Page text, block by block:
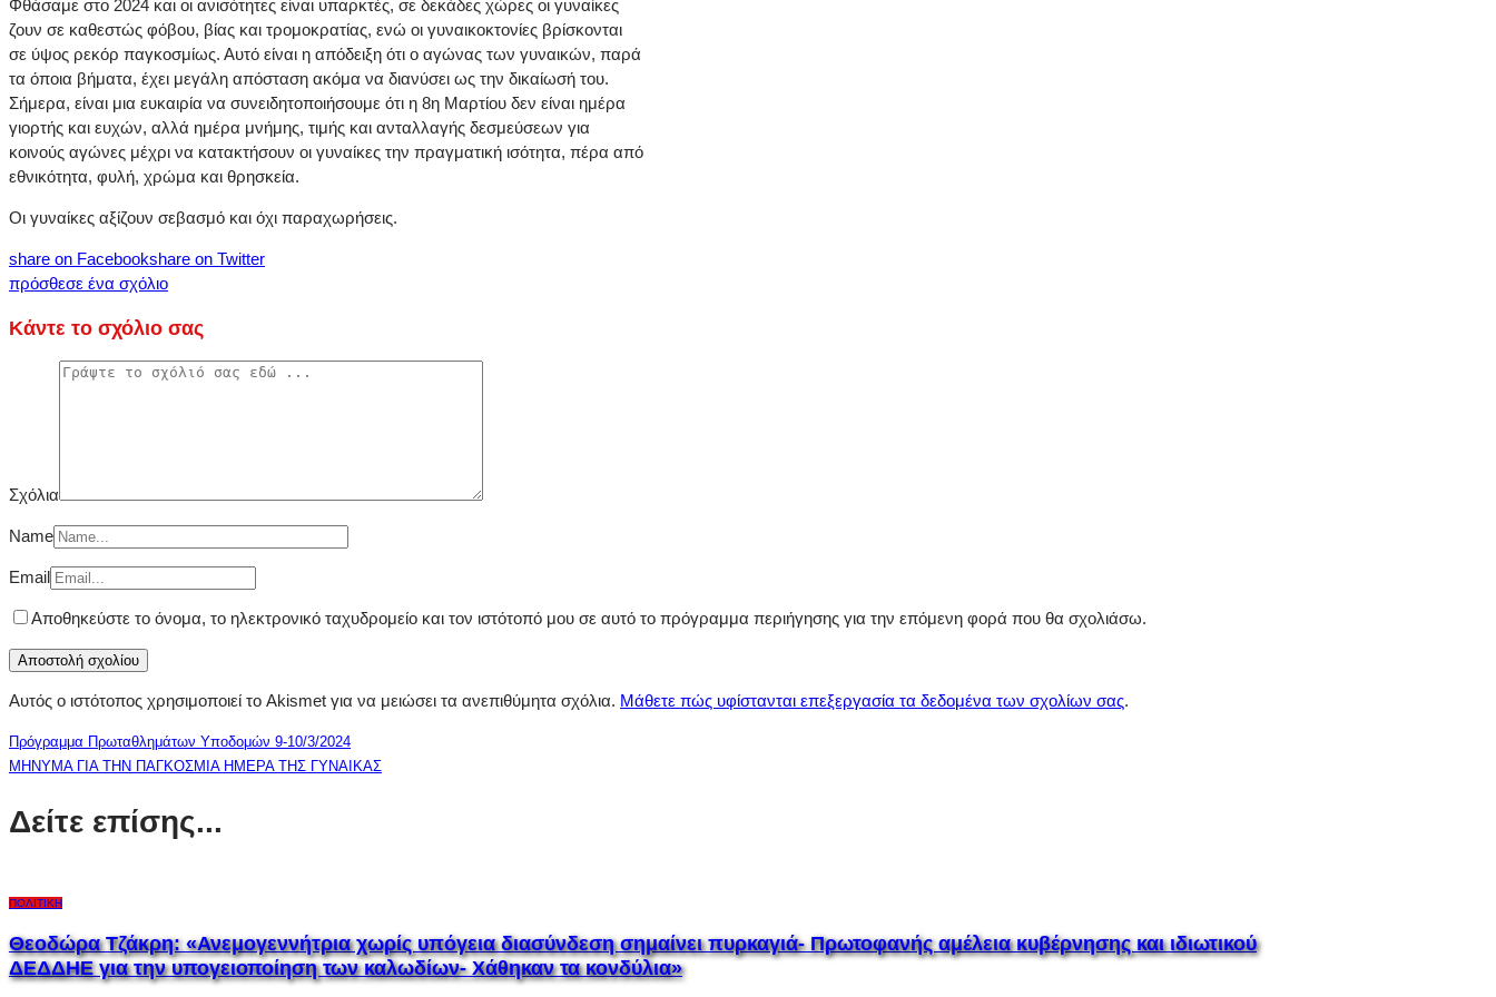
Φθάσαμε στο 2024 και οι ανισότητες είναι υπαρκτές, σε δεκάδες χώρες οι γυναίκες
ζουν σε καθεστώς φόβου, βίας και τρομοκρατίας, ενώ οι γυναικοκτονίες βρίσκονται
σε ύψος ρεκόρ παγκοσμίως. Αυτό είναι η απόδειξη ότι ο αγώνας των γυναικών, παρά
τα όποια βήματα, έχει μεγάλη απόσταση ακόμα να διανύσει ως την δικαίωσή του.
Σήμερα, είναι μια ευκαιρία να συνειδητοποιήσουμε ότι η 8η Μαρτίου δεν είναι ημέρα
γιορτής και ευχών, αλλά ημέρα μνήμης, τιμής και ανταλλαγής δεσμεύσεων για
κοινούς αγώνες μέχρι να κατακτήσουν οι γυναίκες την πραγματική ισότητα, πέρα από
εθνικότητα, φυλή, χρώμα και θρησκεία.
Οι γυναίκες αξίζουν σεβασμό και όχι παραχωρήσεις.
share on Facebookshare on Twitter
πρόσθεσε ένα σχόλιο
Κάντε το σχόλιο σας
Σχόλια
Name
Email
Αποθηκεύστε το όνομα, το ηλεκτρονικό ταχυδρομείο και τον ιστότοπό μου σε αυτό το πρόγραμμα περιήγησης για την επόμενη φορά που θα σχολιάσω.
Αυτός ο ιστότοπος χρησιμοποιεί το Akismet για να μειώσει τα ανεπιθύμητα σχόλια. Μάθετε πώς υφίστανται επεξεργασία τα δεδομένα των σχολίων σας.
Πρόγραμμα Πρωταθλημάτων Υποδομών 9-10/3/2024
ΜΗΝΥΜΑ ΓΙΑ ΤΗΝ ΠΑΓΚΟΣΜΙΑ ΗΜΕΡΑ ΤΗΣ ΓΥΝΑΙΚΑΣ
Δείτε επίσης...
ΠΟΛΙΤΙΚΉ
Θεοδώρα Τζάκρη: «Ανεμογεννήτρια χωρίς υπόγεια διασύνδεση σημαίνει πυρκαγιά- Πρωτοφανής αμέλεια κυβέρνησης και ιδιωτικού
ΔΕΔΔΗΕ για την υπογειοποίηση των καλωδίων- Χάθηκαν τα κονδύλια»